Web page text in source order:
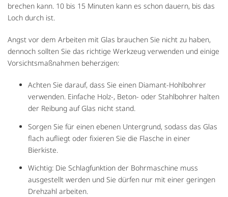
brechen kann. 10 bis 15 Minuten kann es schon dauern, bis das
Loch durch ist.
Angst vor dem Arbeiten mit Glas brauchen Sie nicht zu haben,
dennoch sollten Sie das richtige Werkzeug verwenden und einige
Vorsichtsmaßnahmen beherzigen:
Achten Sie darauf, dass Sie einen Diamant-Hohlbohrer
verwenden. Einfache Holz-, Beton- oder Stahlbohrer halten
der Reibung auf Glas nicht stand.
Sorgen Sie für einen ebenen Untergrund, sodass das Glas
flach aufliegt oder fixieren Sie die Flasche in einer
Bierkiste.
Wichtig: Die Schlagfunktion der Bohrmaschine muss
ausgestellt werden und Sie dürfen nur mit einer geringen
Drehzahl arbeiten.